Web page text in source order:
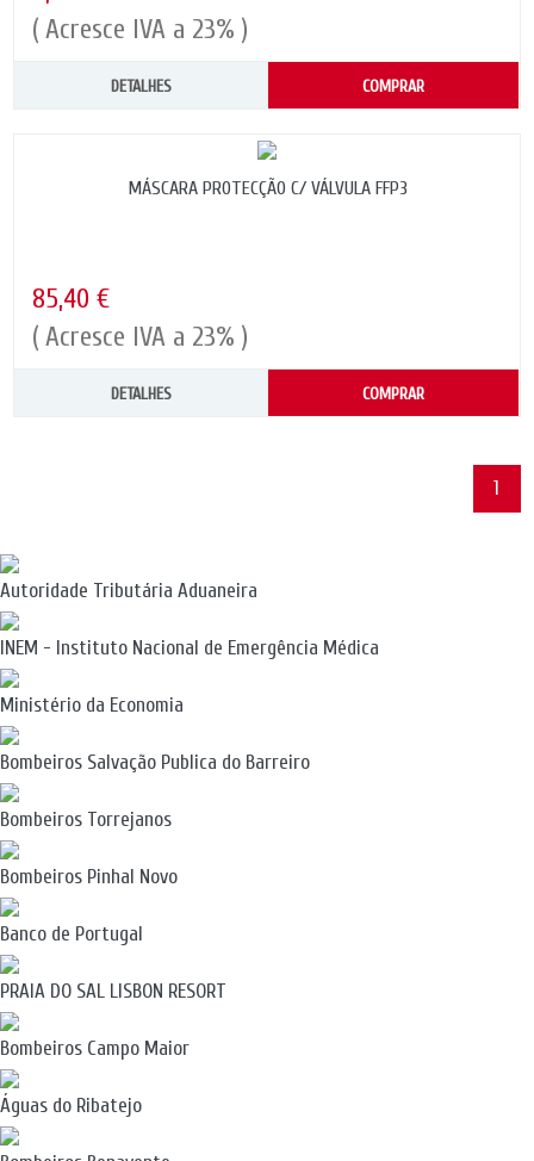
( Acresce IVA a 23% )
DETALHES COMPRAR
MÁSCARA PROTECÇÃO C/ VÁLVULA FFP3
85,40 €
( Acresce IVA a 23% )
DETALHES COMPRAR
1
Autoridade Tributária Aduaneira
INEM - Instituto Nacional de Emergência Médica
Ministério da Economia
Bombeiros Salvação Publica do Barreiro
Bombeiros Torrejanos
Bombeiros Pinhal Novo
Banco de Portugal
PRAIA DO SAL LISBON RESORT
Bombeiros Campo Maior
Águas do Ribatejo